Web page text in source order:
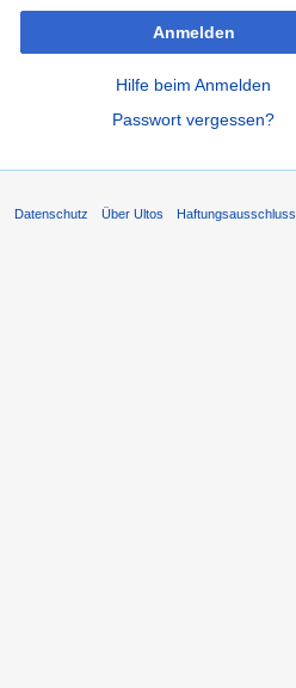
Anmelden
Hilfe beim Anmelden
Passwort vergessen?
Datenschutz Über Ultos Haftungsausschluss